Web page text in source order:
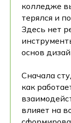
колледже
терялся и
Здесь нет
основ
Сначала
как
влияет на